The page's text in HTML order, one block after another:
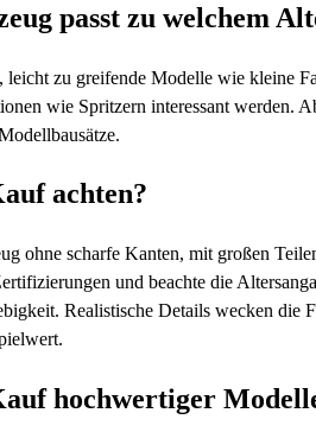
passt zu welchem
leicht zu greifende Modelle wie kleine
wie Spritzern interessant werden.
achten?
ohne scharfe Kanten, mit großen
und beachte die
Realistische Details wecken die
hochwertiger